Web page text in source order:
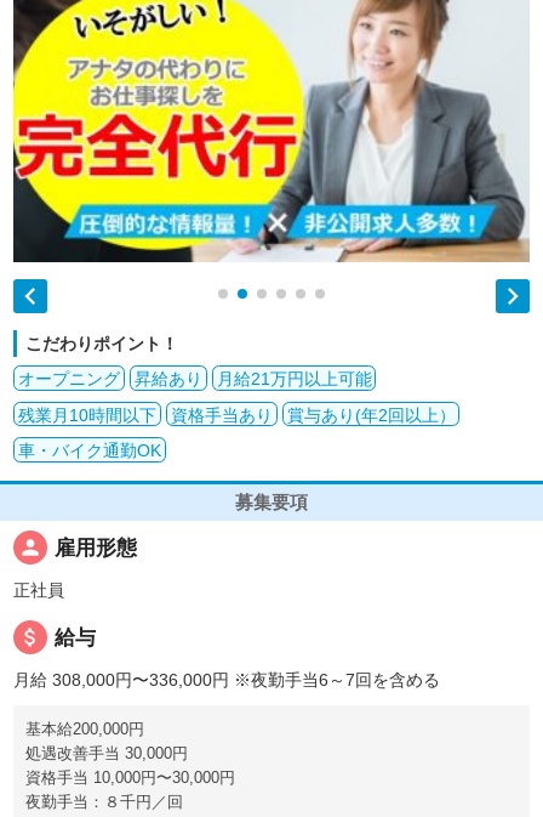
 
こだわりポイント！
オープニング
昇給あり
月給21万円以上可能
残業月10時間以下
資格手当あり
賞与あり(年2回以上）
車・バイク通勤OK
募集要項
person 雇用形態
正社員
attach_money 給与
月給 308,000円〜336,000円 ※夜勤手当6～7回を含める
基本給200,000円
処遇改善手当 30,000円
資格手当 10,000円〜30,000円
夜勤手当：８千円／回